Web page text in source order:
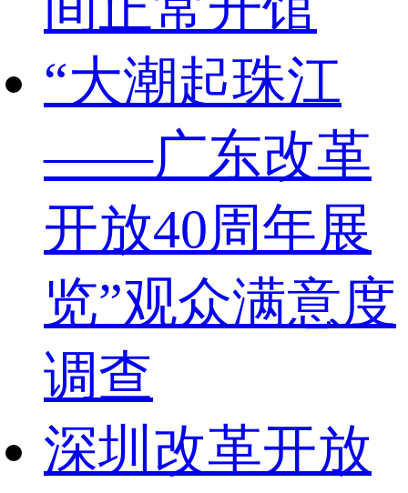
“大潮起珠江
——广东改革
开放40周年展
览”观众满意度
调查
深圳改革开放